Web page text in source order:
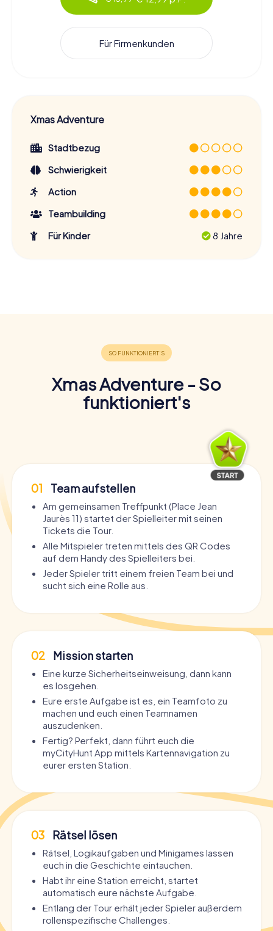
Für Firmenkunden
Xmas Adventure
Stadtbezug
Schwierigkeit
Action
Teambuilding
Für Kinder
8 Jahre
Xmas Adventure - So
funktioniert's
01 Team aufstellen
Am gemeinsamen Treffpunkt (Place Jean
Jaurès 11) startet der Spielleiter mit seinen
Tickets die Tour.
Alle Mitspieler treten mittels des QR Codes
auf dem Handy des Spielleiters bei.
Jeder Spieler tritt einem freien Team bei und
sucht sich eine Rolle aus.
02 Mission starten
Eine kurze Sicherheitseinweisung, dann kann
es losgehen.
Eure erste Aufgabe ist es, ein Teamfoto zu
machen und euch einen Teamnamen
auszudenken.
Fertig? Perfekt, dann führt euch die
myCityHunt App mittels Kartennavigation zu
eurer ersten Station.
03 Rätsel lösen
Rätsel, Logikaufgaben und Minigames lassen
euch in die Geschichte eintauchen.
Habt ihr eine Station erreicht, startet
automatisch eure nächste Aufgabe.
Entlang der Tour erhält jeder Spieler außerdem
rollenspezifische Challenges.